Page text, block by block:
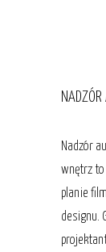
NADZÓR
Nadzór
wnętrz to
planie
designu.